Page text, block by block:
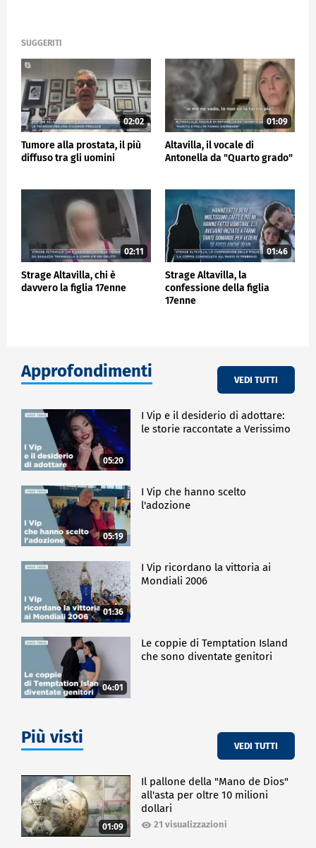
SUGGERITI
02:02
Tumore alla prostata, il più
diffuso tra gli uomini
01:09
Altavilla, il vocale di
Antonella da "Quarto grado"
02:11
Strage Altavilla, chi è
davvero la figlia 17enne
01:46
Strage Altavilla, la
confessione della figlia
17enne
Approfondimenti VEDI TUTTI
05:20
I Vip e il desiderio di adottare:
le storie raccontate a Verissimo
05:19
I Vip che hanno scelto
l'adozione
01:36
I Vip ricordano la vittoria ai
Mondiali 2006
04:01
Le coppie di Temptation Island
che sono diventate genitori
Più visti VEDI TUTTI
01:09
Il pallone della "Mano de Dios"
all'asta per oltre 10 milioni
dollari
21 visualizzazioni